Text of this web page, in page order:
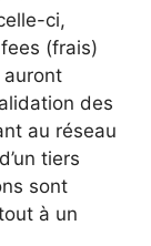
ci,
(frais)
auront
des
au réseau
tiers
sont
à un